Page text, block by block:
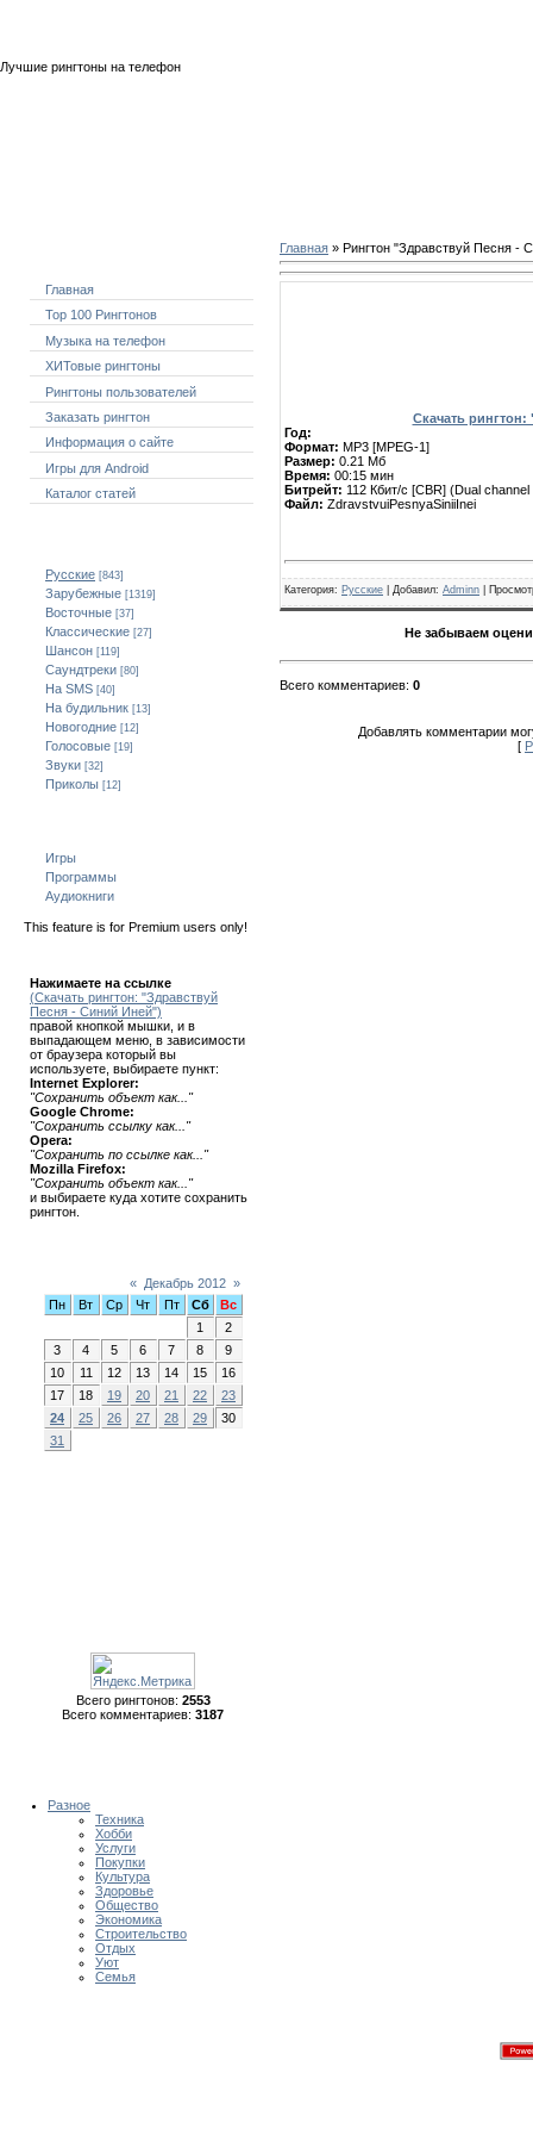
Лучшие рингтоны на телефон
Главная
Top 100 Рингтонов
Музыка на телефон
ХИТовые рингтоны
Рингтоны пользователей
Заказать рингтон
Информация о сайте
Игры для Android
Каталог статей
Русские [843]
Зарубежные [1319]
Восточные [37]
Классические [27]
Шансон [119]
Саундтреки [80]
На SMS [40]
На будильник [13]
Новогодние [12]
Голосовые [19]
Звуки [32]
Приколы [12]
Игры
Программы
Аудиокниги
This feature is for Premium users only!
Нажимаете на ссылке
(Скачать рингтон: "Здравствуй
Песня - Синий Иней")
правой кнопкой мышки, и в
выпадающем меню, в зависимости
от браузера который вы
используете, выбираете пункт:
Internet Explorer:
"Сохранить объект как..."
Google Chrome:
"Сохранить ссылку как..."
Opera:
"Сохранить по ссылке как..."
Mozilla Firefox:
"Сохранить объект как..."
и выбираете куда хотите сохранить
рингтон.
« Декабрь 2012 »
Пн
Вт Ср Чт Пт Сб
Вс
1
2
3
4 5 6 7 8
9
10
11 12 13 14 15
16
17
18 19 20 21 22
23
24
25 26 27 28 29
30
31
Всего рингтонов: 2553
Всего комментариев: 3187
Главная » Рингтон "Здравствуй Песня -
Скачать
Год:
Формат: MP3 [MPEG-1]
Размер: 0.21 Мб
Время: 00:15 мин
Битрейт: 112 Кбит/с [CBR] (Dual
Файл: ZdravstvuiPesnyaSiniiInei
Категория: Русские | Добавил: Adminn
Не забываем
Всего комментариев: 0
Добавлять комментарии
[
Разное
Техника
Хобби
Услуги
Покупки
Культура
Здоровье
Общество
Экономика
Строительство
Отдых
Уют
Семья